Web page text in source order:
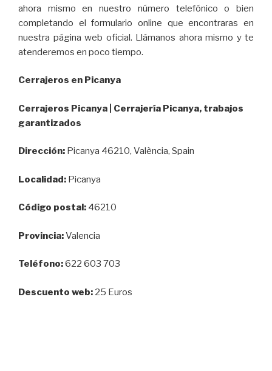
ahora mismo en nuestro número telefónico o bien
completando el formulario online que encontraras en
nuestra página web oficial. Llámanos ahora mismo y te
atenderemos en poco tiempo.
Cerrajeros en Picanya
Cerrajeros Picanya | Cerrajería Picanya, trabajos
garantizados
Dirección: Picanya 46210, València, Spain
Localidad: Picanya
Código postal: 46210
Provincia:Valencia
Teléfono:622 603 703
Descuento web: 25 Euros